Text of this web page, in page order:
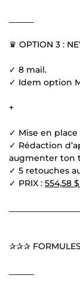
♛ OPTION 3 :
✓ 8 mail.
✓ Idem option
+
✓ Mise en
✓ Rédaction
augmenter ton
✓ 5 retouches
✓ PRIX : 554,58
✰✰✰